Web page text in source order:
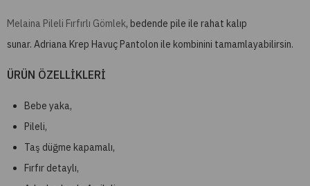
Melaina Pileli Fırfırlı Gömlek, bedende pile ile rahat kalıp
sunar. Adriana Krep Havuç Pantolon ile kombinini tamamlayabilirsin.
ÜRÜN ÖZELLİKLERİ
Bebe yaka,
Pileli,
Taş düğme kapamalı,
Fırfır detaylı,